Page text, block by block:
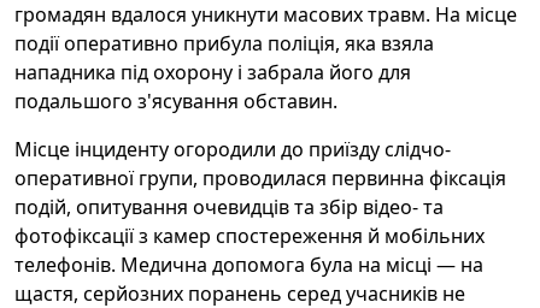
громадян вдалося уникнути масових травм. На місце
події оперативно прибула поліція, яка взяла
нападника під охорону і забрала його для
подальшого з'ясування обставин.
Місце інциденту огородили до приїзду слідчо-
оперативної групи, проводилася первинна фіксація
подій, опитування очевидців та збір відео- та
фотофіксації з камер спостереження й мобільних
телефонів. Медична допомога була на місці — на
щастя, серйозних поранень серед учасників не